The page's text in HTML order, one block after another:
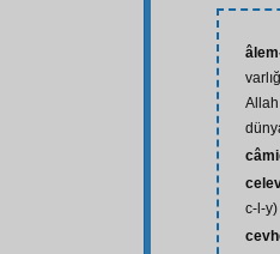
c-l-y)